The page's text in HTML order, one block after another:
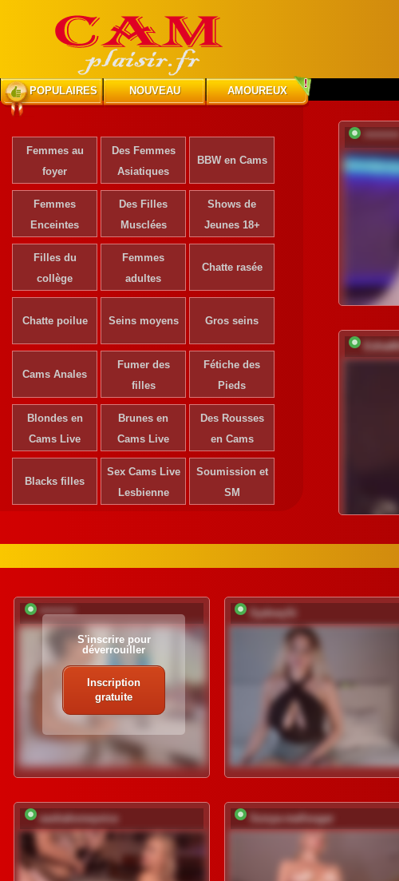
POPULAIRES NOUVEAU AMOUREUX
Femmes au
foyer
Des Femmes
Asiatiques
BBW en Cams
Femmes
Enceintes
Des Filles
Musclées
Shows de
Jeunes 18+
Filles du
collège
Femmes
adultes
Chatte rasée
Chatte poilue Seins moyens Gros seins
Cams Anales
Fumer des
filles
Fétiche des
Pieds
Blondes en
Cams Live
Brunes en
Cams Live
Des Rousses
en Cams
Blacks filles
Sex Cams Live
Lesbienne
Soumission et
SM
*********
*********
S'inscrire pour
déverrouiller
Inscription
gratuite
SydneySi
sashahoneyvice Sonya-reallsugar